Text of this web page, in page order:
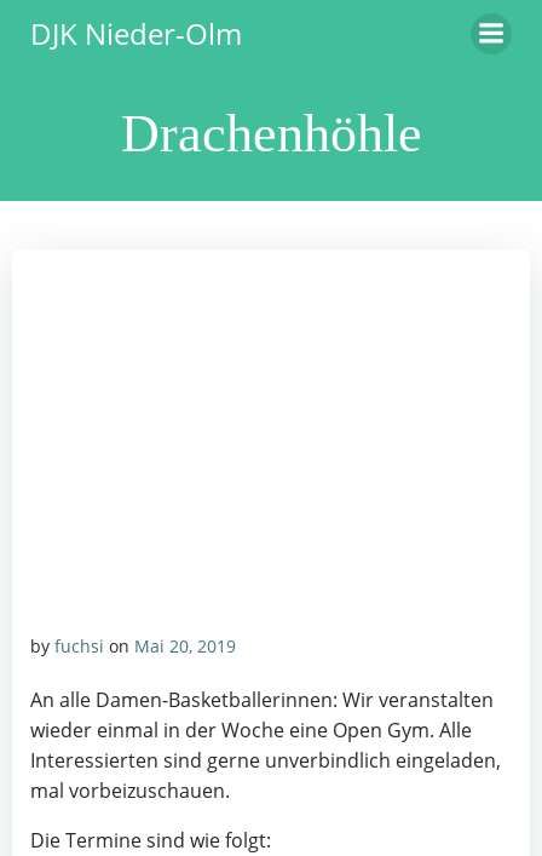
DJK Nieder-Olm
Drachenhöhle
by fuchsi on Mai 20, 2019
An alle Damen-Basketballerinnen: Wir veranstalten
wieder einmal in der Woche eine Open Gym. Alle
Interessierten sind gerne unverbindlich eingeladen,
mal vorbeizuschauen.
Die Termine sind wie folgt: